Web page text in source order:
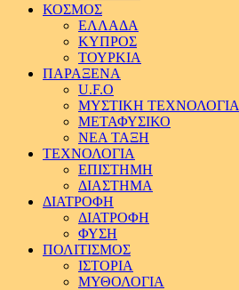
ΚΟΣΜΟΣ
ΕΛΛΑΔΑ
ΚΥΠΡΟΣ
ΤΟΥΡΚΙΑ
ΠΑΡΑΞΕΝΑ
U.F.O
ΜΥΣΤΙΚΗ ΤΕΧΝΟΛΟΓΙΑ
ΜΕΤΑΦΥΣΙΚΟ
ΝΕΑ ΤΑΞΗ
ΤΕΧΝΟΛΟΓΙΑ
ΕΠΙΣΤΗΜΗ
ΔΙΑΣΤΗΜΑ
ΔΙΑΤΡΟΦΗ
ΔΙΑΤΡΟΦΗ
ΦΥΣΗ
ΠΟΛΙΤΙΣΜΟΣ
ΙΣΤΟΡΙΑ
ΜΥΘΟΛΟΓΙΑ